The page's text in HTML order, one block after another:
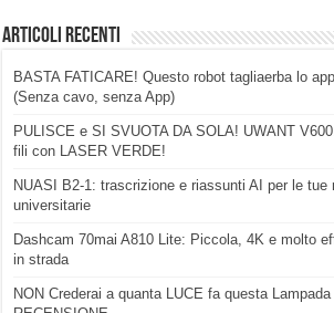
Articoli Recenti
BASTA FATICARE! Questo robot tagliaerba lo
(Senza cavo, senza App)
PULISCE e SI SVUOTA DA SOLA! UWANT
fili con LASER VERDE!
NUASI B2-1: trascrizione e riassunti AI per le tue
universitarie
Dashcam 70mai A810 Lite: Piccola, 4K e molto
in strada
NON Crederai a quanta LUCE fa questa